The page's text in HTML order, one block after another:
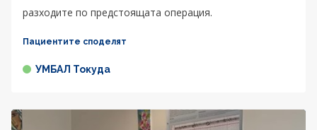
разходите по предстоящата операция.
Пациентите споделят
УМБАЛ Токуда